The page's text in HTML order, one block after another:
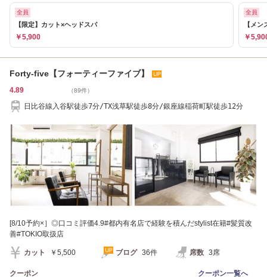
全員
【限定】カット×ヘッドスパ
￥5,900
全員
【メ
￥
Forty-five【フォーティーファイブ】
4.89 （89件）
日比谷線入谷駅徒歩7分/TX浅草駅徒歩8分/銀座線稲荷町駅徒歩12分
[8/10予約×］◎口コミ評価4.9#都内有名店で経験を積んだstylist在籍#髪質改
善#TOKIO取扱店
カット ￥5,500 ブログ 36件 席数 3席
クーポン クーポン一覧へ